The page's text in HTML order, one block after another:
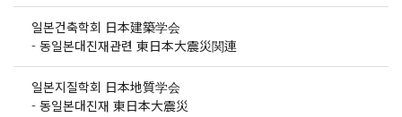
일본건축학회 日本建築学会
- 동일본대진재관련 東日本大震災関連
일본지질학회 日本地質学会
- 동일본대진재 東日本大震災